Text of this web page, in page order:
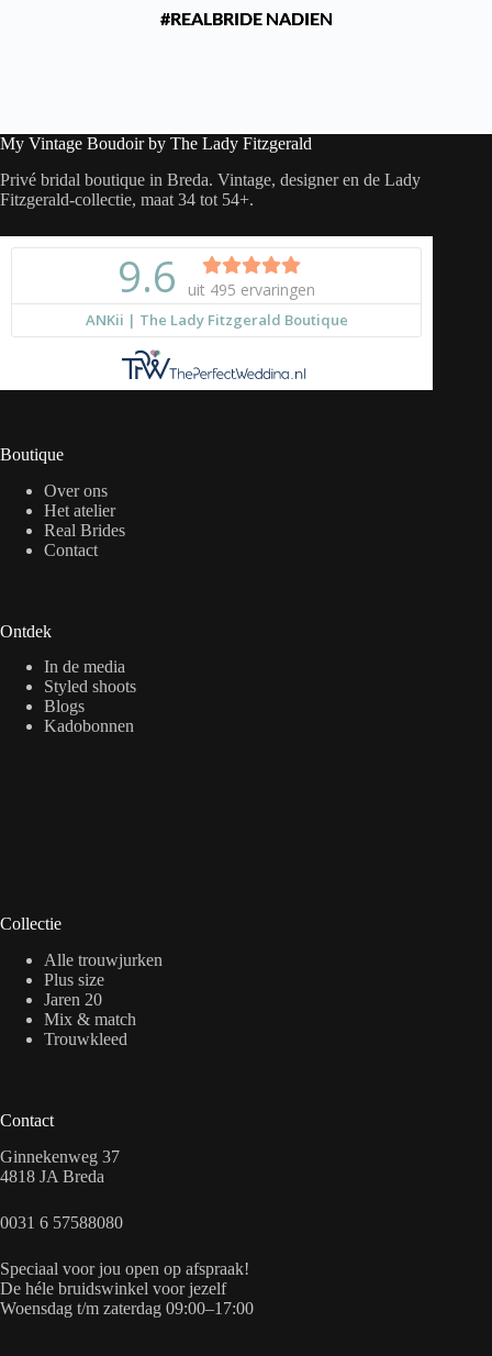
#REALBRIDE NADIEN
My Vintage Boudoir by The Lady Fitzgerald
Privé bridal boutique in Breda. Vintage, designer en de Lady
Fitzgerald-collectie, maat 34 tot 54+.
Boutique
Over ons
Het atelier
Real Brides
Contact
Ontdek
In de media
Styled shoots
Blogs
Kadobonnen
Collectie
Alle trouwjurken
Plus size
Jaren 20
Mix & match
Trouwkleed
Contact
Ginnekenweg 37
4818 JA Breda
0031 6 57588080
Speciaal voor jou open op afspraak!
De héle bruidswinkel voor jezelf
Woensdag t/m zaterdag 09:00–17:00